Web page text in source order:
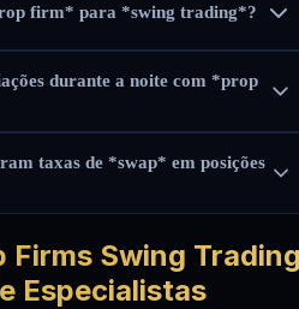
firm* para *swing trading*?
durante a noite com *prop
taxas de *swap* em posições
Firms Swing
Especialistas